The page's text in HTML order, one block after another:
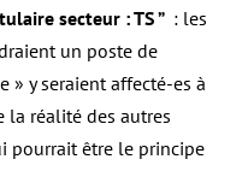
secteur : TS ” : les
un poste de
» y seraient affecté-es à
la réalité des autres
pourrait être le principe